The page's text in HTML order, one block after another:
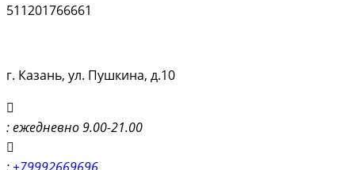
511201766661
г. Казань, ул. Пушкина, д.10
: ежедневно 9.00-21.00